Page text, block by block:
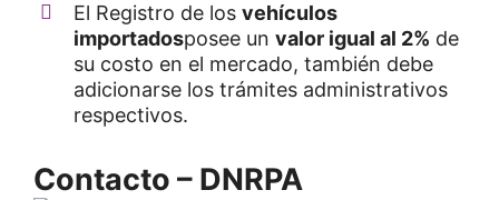
El Registro de los vehículos
importadosposee un valor igual al 2% de
su costo en el mercado, también debe
adicionarse los trámites administrativos
respectivos.
Contacto – DNRPA